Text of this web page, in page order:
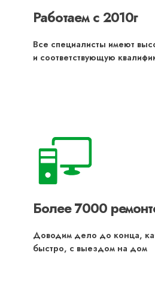
Работаем с 2010г
Все специалисты имеют
и соответствующую
Более 7000
Доводим дело до конца,
быстро, с выездом на дом